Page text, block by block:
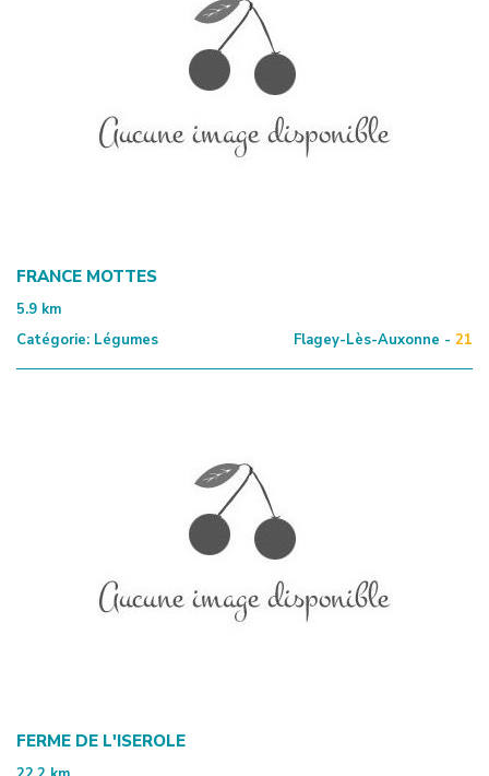
FRANCE MOTTES
5.9 km
Catégorie: Légumes Flagey-Lès-Auxonne - 21
FERME DE L'ISEROLE